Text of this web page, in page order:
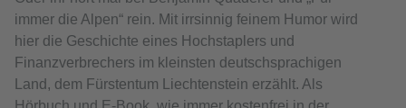
immer die Alpen“ rein. Mit irrsinnig feinem Humor wird
hier die Geschichte eines Hochstaplers und
Finanzverbrechers im kleinsten deutschsprachigen
Land, dem Fürstentum Liechtenstein erzählt. Als